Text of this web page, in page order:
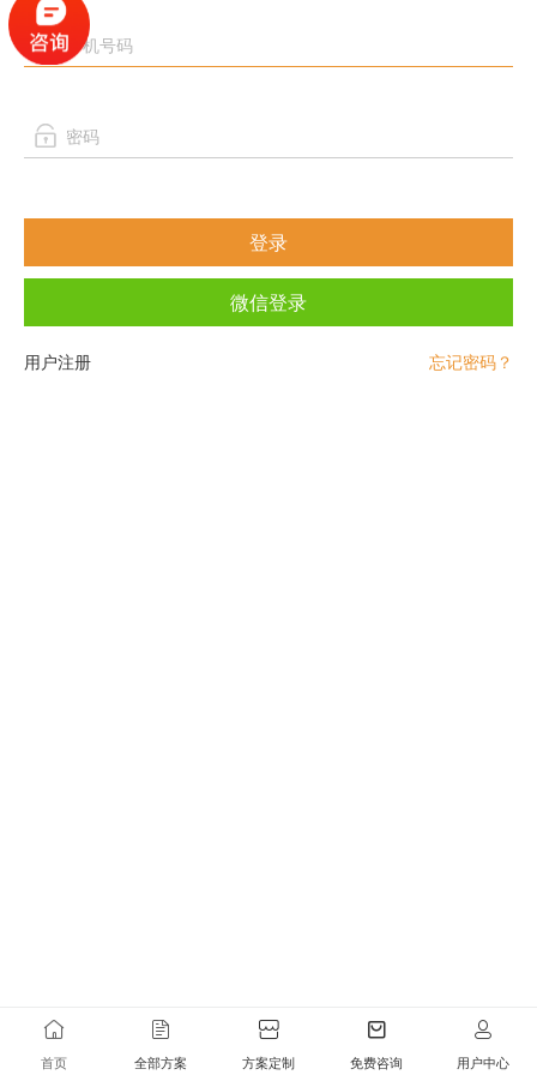
登录
微信登录
用户注册 忘记密码？
首页 全部方案 方案定制 免费咨询 用户中心